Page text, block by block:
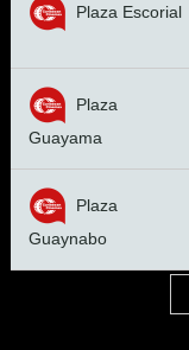
Plaza Escorial
Plaza
Guayama
Plaza
Guaynabo